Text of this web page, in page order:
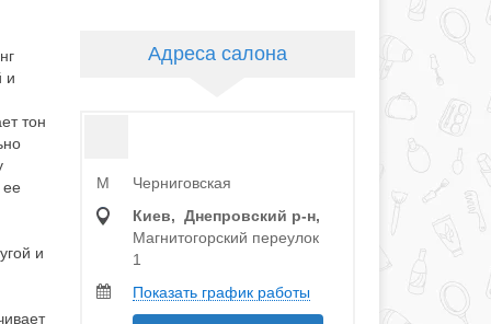
и
тон
ее
и
Адреса салона
M
Черниговская
Киев, Днепровский р‑н,
Магнитогорский переулок
1
Показать график работы